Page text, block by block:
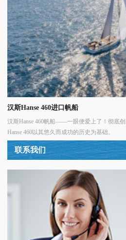
汉斯Hanse 460进口帆船
汉斯Hanse 460帆船——一眼便爱上了！彻底
Hanse 460以其悠久而成功的历史为基础。
联系我们